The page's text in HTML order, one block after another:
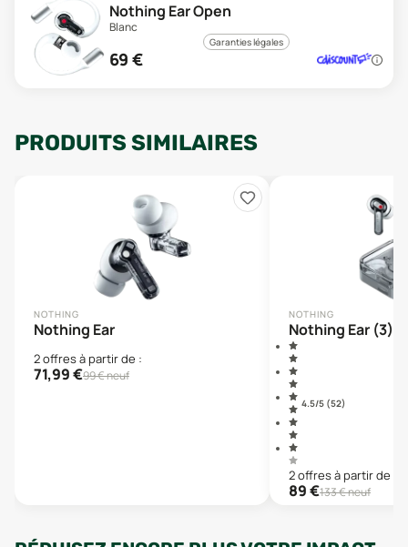
Nothing Ear Open
Blanc
Garanties légales
69 €
PRODUITS SIMILAIRES
NOTHING
Nothing Ear
2offresà partir de :
71,99€99€ neuf
NOTHING
Nothing Ear (3)
4.5/5 (52)
2offresà partir de :
89€133€ neuf